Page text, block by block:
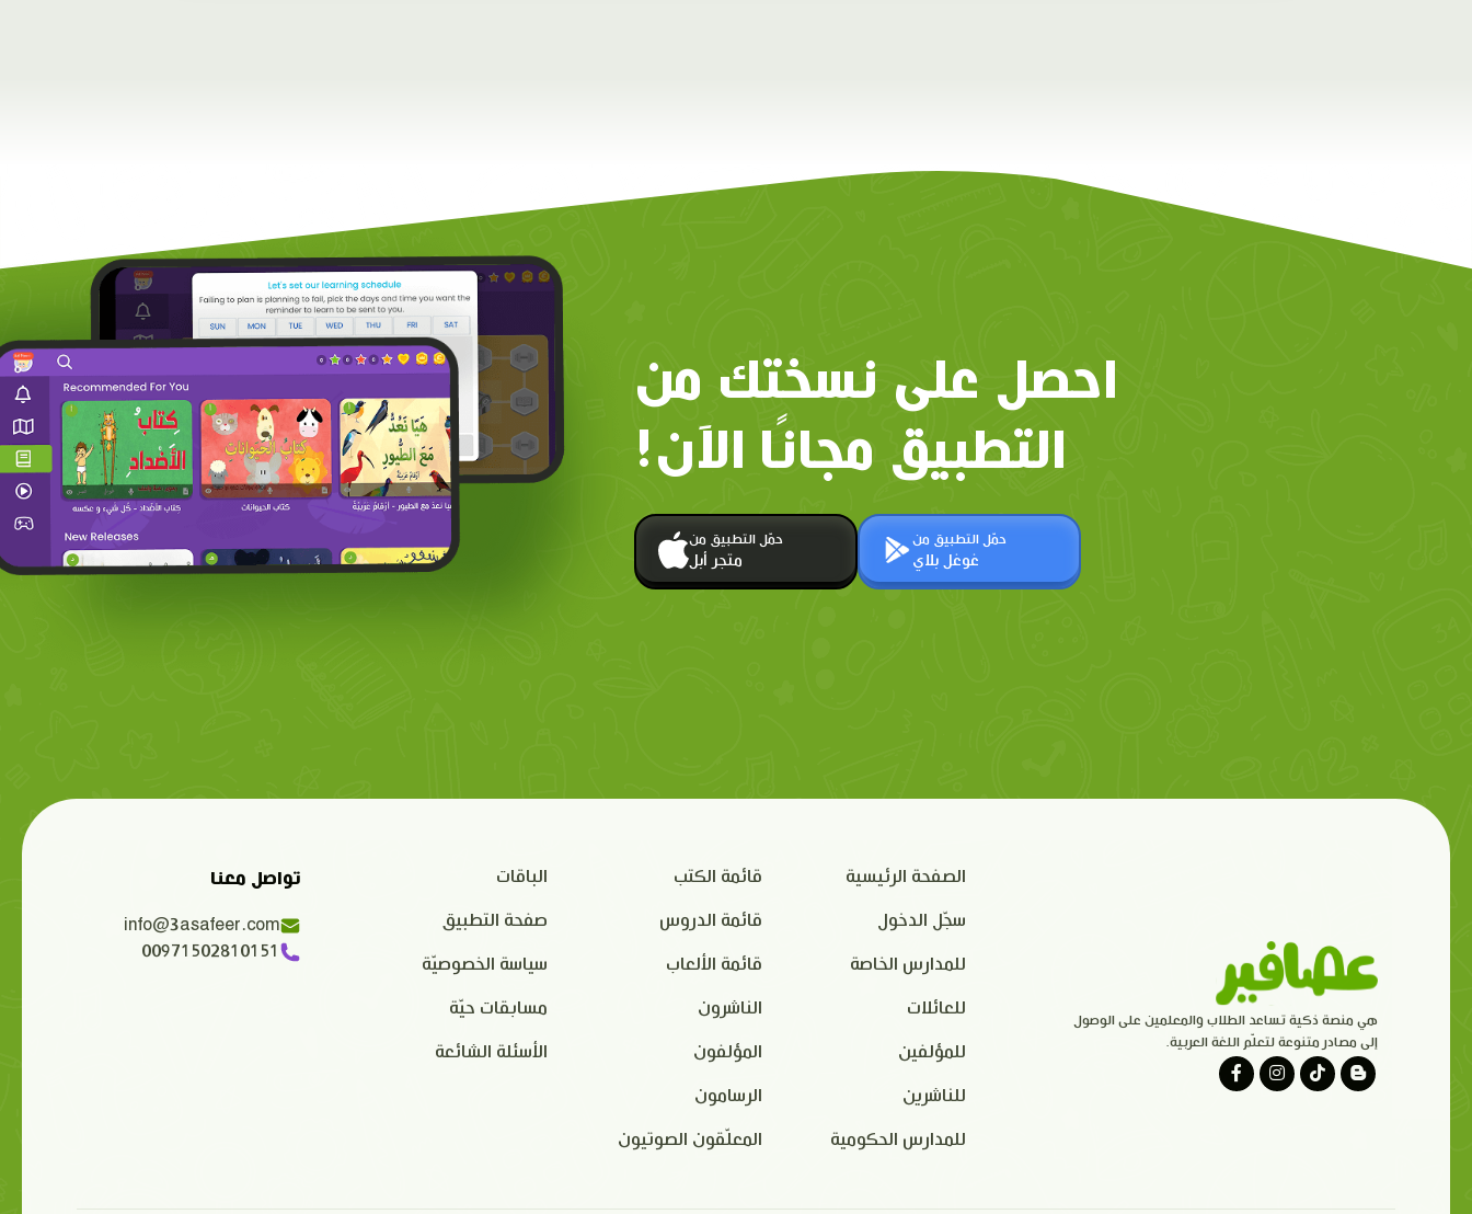
احصل على نسختك من
التطبيق مجانًا الآن!
حمّل التطبيق من
متجر أبل
حمّل التطبيق من
غوغل بلاي
هي منصة ذكية تساعد الطلاب والمعلمين على الوصول
إلى مصادر متنوعة لتعلّم اللغة العربية.
الصفحة الرئيسية
سجّل الدخول
للمدارس الخاصة
للعائلات
للمؤلفين
للناشرين
للمدارس الحكومية
قائمة الكتب
قائمة الدروس
قائمة الألعاب
الناشرون
المؤلفون
الرسامون
المعلّقون الصوتيون
الباقات
صفحة التطبيق
سياسة الخصوصيّة
مسابقات حيّة
الأسئلة الشائعة
تواصل معنا
info@3asafeer.com
00971502810151